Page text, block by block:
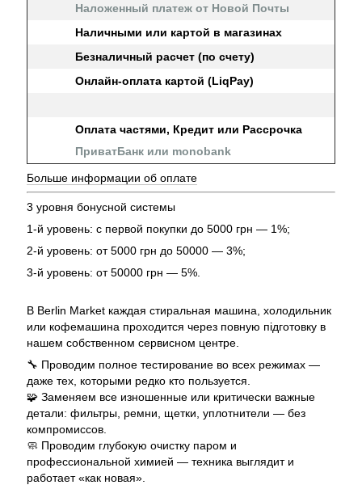
Наложенный платеж от Новой Почты
Наличными или картой в магазинах
Безналичный расчет (по счету)
Онлайн-оплата картой (LiqPay)
Оплата частями, Кредит или Рассрочка
ПриватБанк или monobank
Больше информации об оплате
3 уровня бонусной системы
1-й уровень: с первой покупки до 5000 грн — 1%;
2-й уровень: от 5000 грн до 50000 — 3%;
3-й уровень: от 50000 грн — 5%.
В Berlin Market каждая стиральная машина, холодильник
или кофемашина проходится через повную підготовку в
нашем собственном сервисном центре.
🔧 Проводим полное тестирование во всех режимах —
даже тех, которыми редко кто пользуется.
🧩 Заменяем все изношенные или критически важные
детали: фильтры, ремни, щетки, уплотнители — без
компромиссов.
🧼 Проводим глубокую очистку паром и
профессиональной химией — техника выглядит и
работает «как новая».